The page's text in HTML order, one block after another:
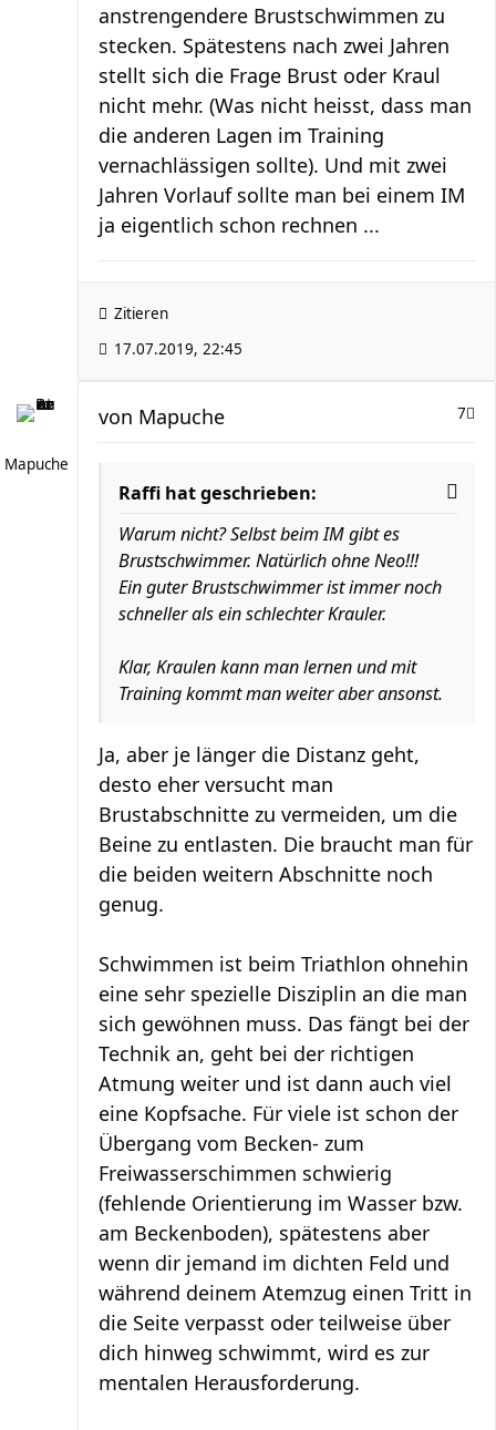
anstrengendere Brustschwimmen zu
stecken. Spätestens nach zwei Jahren
stellt sich die Frage Brust oder Kraul
nicht mehr. (Was nicht heisst, dass man
die anderen Lagen im Training
vernachlässigen sollte). Und mit zwei
Jahren Vorlauf sollte man bei einem IM
ja eigentlich schon rechnen ...
Zitieren
17.07.2019, 22:45
Mapuche
7
von Mapuche
Raffi hat geschrieben:
Warum nicht? Selbst beim IM gibt es
Brustschwimmer. Natürlich ohne Neo!!!
Ein guter Brustschwimmer ist immer noch
schneller als ein schlechter Krauler.
Klar, Kraulen kann man lernen und mit
Training kommt man weiter aber ansonst.
Ja, aber je länger die Distanz geht,
desto eher versucht man
Brustabschnitte zu vermeiden, um die
Beine zu entlasten. Die braucht man für
die beiden weitern Abschnitte noch
genug.
Schwimmen ist beim Triathlon ohnehin
eine sehr spezielle Disziplin an die man
sich gewöhnen muss. Das fängt bei der
Technik an, geht bei der richtigen
Atmung weiter und ist dann auch viel
eine Kopfsache. Für viele ist schon der
Übergang vom Becken- zum
Freiwasserschimmen schwierig
(fehlende Orientierung im Wasser bzw.
am Beckenboden), spätestens aber
wenn dir jemand im dichten Feld und
während deinem Atemzug einen Tritt in
die Seite verpasst oder teilweise über
dich hinweg schwimmt, wird es zur
mentalen Herausforderung.